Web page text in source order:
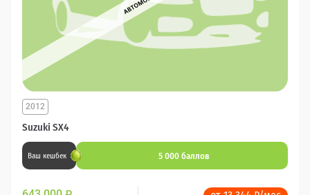
Suzuki SX4
2012
Ваш кешбек 5 000 баллов